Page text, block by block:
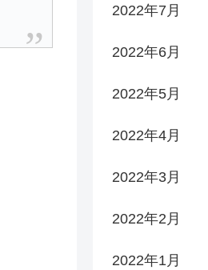
2022年7月
2022年6月
2022年5月
2022年4月
2022年3月
2022年2月
2022年1月